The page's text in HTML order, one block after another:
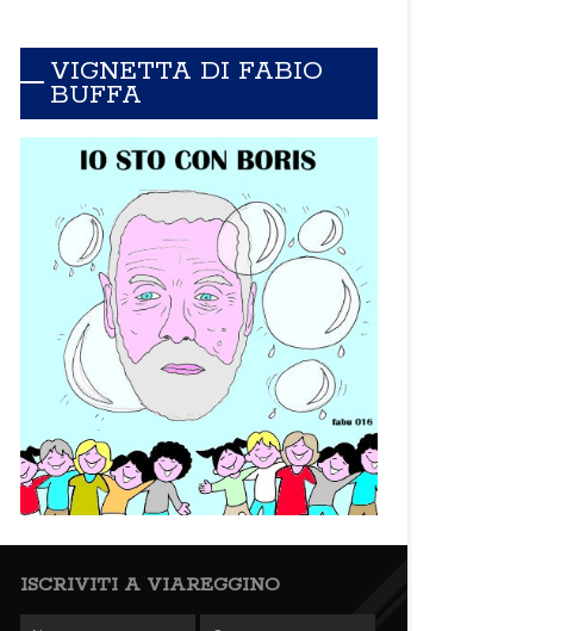
VIGNETTA DI FABIO
BUFFA
ISCRIVITI A VIAREGGINO